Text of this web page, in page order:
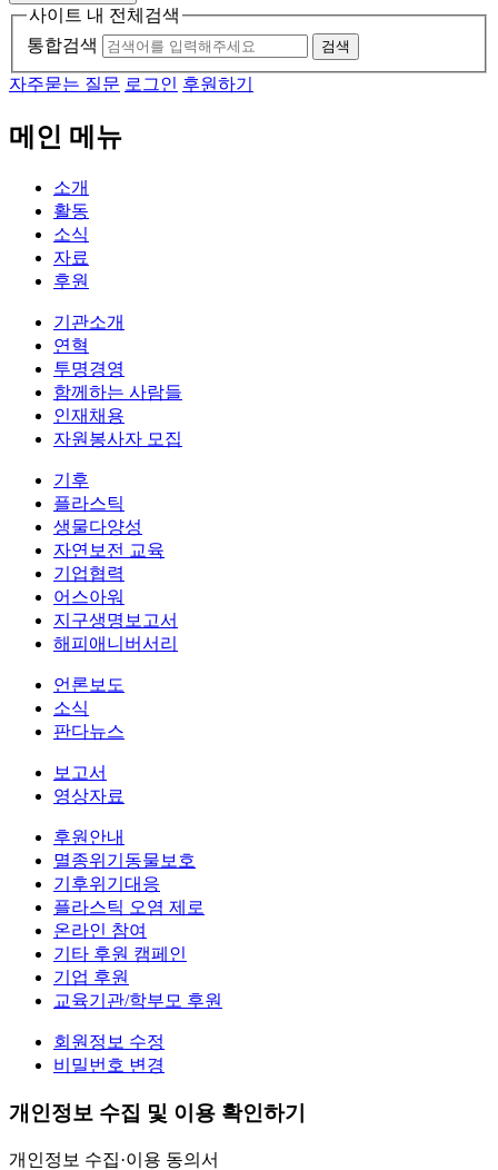
사이트 내 전체검색
통합검색
검색
자주묻는 질문 로그인 후원하기
메인 메뉴
소개
활동
소식
자료
후원
기관소개
연혁
투명경영
함께하는 사람들
인재채용
자원봉사자 모집
기후
플라스틱
생물다양성
자연보전 교육
기업협력
어스아워
지구생명보고서
해피애니버서리
언론보도
소식
판다뉴스
보고서
영상자료
후원안내
멸종위기동물보호
기후위기대응
플라스틱 오염 제로
온라인 참여
기타 후원 캠페인
기업 후원
교육기관/학부모 후원
회원정보 수정
비밀번호 변경
개인정보 수집 및 이용 확인하기
개인정보 수집·이용 동의서